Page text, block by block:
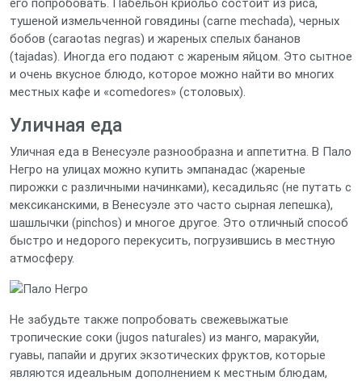
тушеной измельченной говядины (carne mechada), черных
бобов (caraotas negras) и жареных спелых бананов
(tajadas). Иногда его подают с жареным яйцом. Это сытное
и очень вкусное блюдо, которое можно найти во многих
местных кафе и «comedores» (столовых).
Уличная еда
Уличная еда в Венесуэле разнообразна и аппетитна. В Пало
Негро на улицах можно купить эмпанадас (жареные
пирожки с различными начинками), кесадильяс (не путать с
мексиканскими, в Венесуэле это часто сырная лепешка),
шашлычки (pinchos) и многое другое. Это отличный способ
быстро и недорого перекусить, погрузившись в местную
атмосферу.
Не забудьте также попробовать свежевыжатые
тропические соки (jugos naturales) из манго, маракуйи,
гуавы, папайи и других экзотических фруктов, которые
являются идеальным дополнением к местным блюдам,